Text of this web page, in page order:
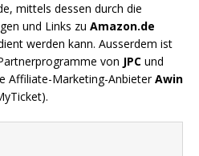
mittels dessen durch die
und Links zu Amazon.de
werden kann. Ausserdem ist
von JPC und
Affiliate-Marketing-AnbieterAwin